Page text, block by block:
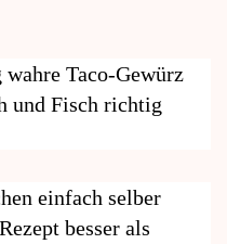
Taco-Gewürz
und Fisch richtig
einfach selber
besser als